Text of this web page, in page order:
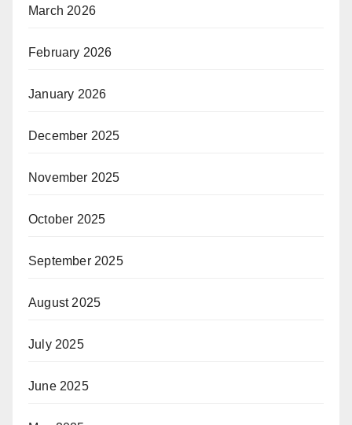
March 2026
February 2026
January 2026
December 2025
November 2025
October 2025
September 2025
August 2025
July 2025
June 2025